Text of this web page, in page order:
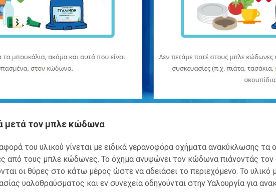
μετά τον μπλε κώδωνα
του υλικού γίνεται με ειδικά γερανοφόρα οχήματα ανακύκλωσης τα
από τους μπλε κώδωνες. Το όχημα ανυψώνει τον κώδωνα πιάνοντάς τον
οι θύρες στο κάτω μέρος ώστε να αδειάσει το περιεχόμενο. Το υλικό
υαλοθραύσματος και εν συνεχεία οδηγούνται στην Υαλουργία για